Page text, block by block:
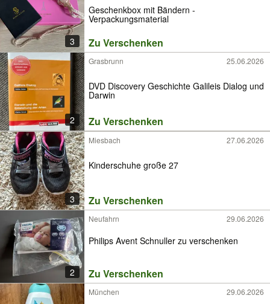
3
Geschenkbox mit Bändern -
Verpackungsmaterial
Zu Verschenken
2
Grasbrunn 25.06.2026
DVD Discovery Geschichte Galileis Dialog und
Darwin
Zu Verschenken
3
Miesbach 27.06.2026
Kinderschuhe große 27
Zu Verschenken
2
Neufahrn 29.06.2026
Philips Avent Schnuller zu verschenken
Zu Verschenken
München 29.06.2026